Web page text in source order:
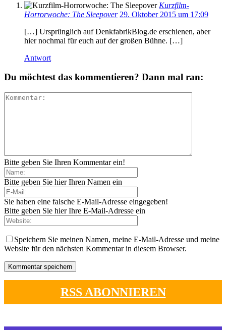
Kurzfilm-
Horrorwoche: The Sleepover 29. Oktober 2015 um 17:09
[…] Ursprünglich auf DenkfabrikBlog.de erschienen, aber
hier nochmal für euch auf der großen Bühne. […]
Antwort
Du möchtest das kommentieren? Dann mal ran:
Bitte geben Sie Ihren Kommentar ein!
Bitte geben Sie hier Ihren Namen ein
Sie haben eine falsche E-Mail-Adresse eingegeben!
Bitte geben Sie hier Ihre E-Mail-Adresse ein
Speichern Sie meinen Namen, meine E-Mail-Adresse und meine
Website für den nächsten Kommentar in diesem Browser.
RSS ABONNIEREN